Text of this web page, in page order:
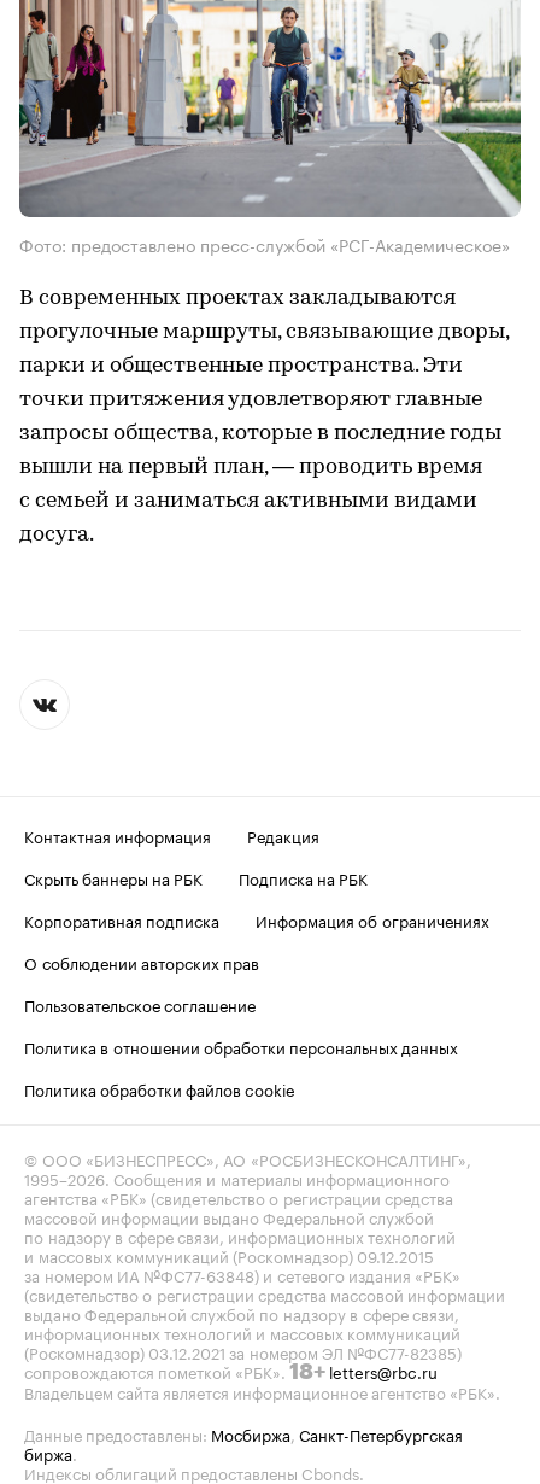
Фото: предоставлено пресс-службой «РСГ-Академическое»
В современных проектах закладываются
прогулочные маршруты, связывающие дворы,
парки и общественные пространства. Эти
точки притяжения удовлетворяют главные
запросы общества, которые в последние годы
вышли на первый план, — проводить время
с семьей и заниматься активными видами
досуга.
Контактная информация
Редакция
Скрыть баннеры на РБК
Подписка на РБК
Корпоративная подписка
Информация об ограничениях
О соблюдении авторских прав
Пользовательское соглашение
Политика в отношении обработки персональных данных
Политика обработки файлов cookie
© ООО «БИЗНЕСПРЕСС», АО «РОСБИЗНЕСКОНСАЛТИНГ»,
1995–2026 . Сообщения и материалы информационного
агентства «РБК» (свидетельство о регистрации средства
массовой информации выдано Федеральной службой
по надзору в сфере связи, информационных технологий
и массовых коммуникаций (Роскомнадзор) 09.12.2015
за номером ИА №ФС77-63848) и сетевого издания «РБК»
(свидетельство о регистрации средства массовой информации
выдано Федеральной службой по надзору в сфере связи,
информационных технологий и массовых коммуникаций
(Роскомнадзор) 03.12.2021 за номером ЭЛ №ФС77-82385)
сопровождаются пометкой «РБК». 18+ letters@rbc.ru
Владельцем сайта является информационное агентство «РБК».
Данные предоставлены: Мосбиржа Санкт-Петербургская
биржа
Индексы облигаций предоставлены Cbonds.